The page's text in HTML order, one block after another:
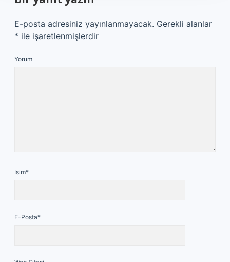
E-posta adresiniz yayınlanmayacak. Gerekli alanlar
* ile işaretlenmişlerdir
Yorum
İsim*
E-Posta*